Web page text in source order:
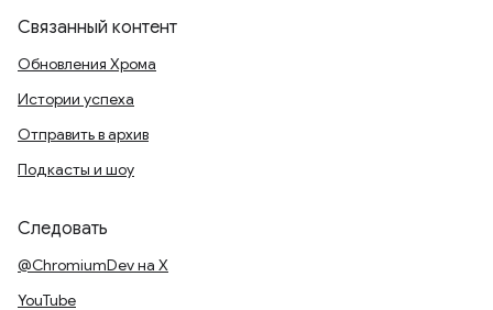
Связанный контент
Обновления Хрома
Истории успеха
Отправить в архив
Подкасты и шоу
Следовать
@ChromiumDev на X
YouTube